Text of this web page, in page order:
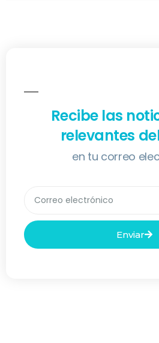
Recibe las
relevantes
en tu correo
Enviar